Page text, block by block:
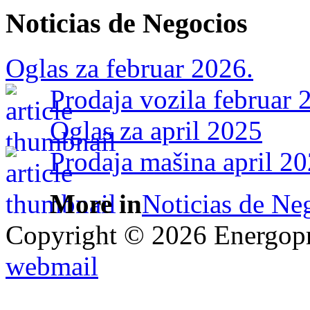
Noticias de Negocios
Oglas za februar 2026.
Prodaja vozila februar
Oglas za april 2025
Prodaja mašina april
More inNoticias de
Copyright © 2026
webmail